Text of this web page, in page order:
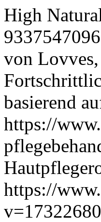
High
von
basierend
https://
https://